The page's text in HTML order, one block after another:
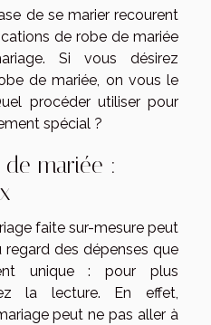
de se marier recourent
de robe de mariée
Si vous désirez
de mariée, on vous le
procéder utiliser pour
spécial ?
mariée :
faite sur-mesure peut
des dépenses que
unique : pour plus
la lecture. En effet,
peut ne pas aller à